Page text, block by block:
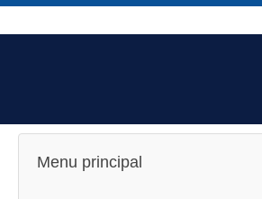
Menu principal